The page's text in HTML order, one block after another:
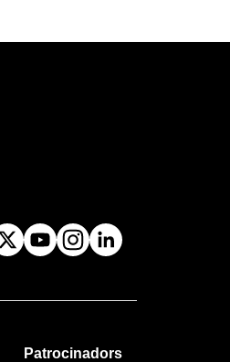
Patrocinadors